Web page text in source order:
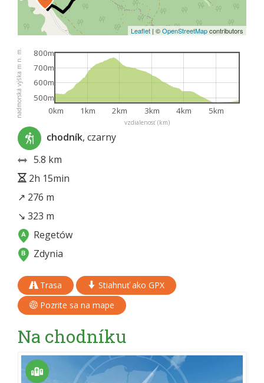
Leaflet | ©OpenStreetMapcontributors
vzdialenosť (km)
nadmorská výška m n. m. 0km 1km 2km 3km 4km 5km
500m
600m
700m
800m
chodník, czarny
5.8 km
2h 15min
↗ 276 m
↘ 323 m
Regetów
Zdynia
Trasa
Stiahnuť ako GPX
Pozrite sa na mape
Na chodníku